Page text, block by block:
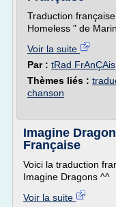
Traduction
Homeless " de
Voir la suite
Par : tRad FrAnÇAis
Thèmes liés :
chanson
Imagine
Française
Voici la traduction
Imagine Dragons ^^
Voir la suite